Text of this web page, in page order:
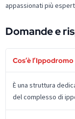
appassionati più
Domande e
Cos’è
È una struttura
del complesso di